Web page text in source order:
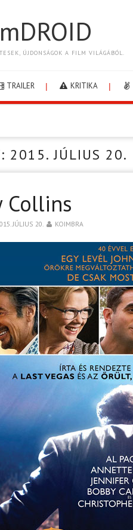
ÚJDONSÁGOK A FILM VILÁGÁBÓL.
TRAILER KRITIKA
2015. JÚLIUS 20.
Collins
JÚLIUS 20. KOIMBRA